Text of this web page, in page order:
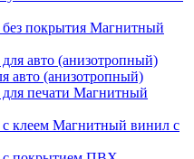
Магнитный
авто (анизотропный)
Магнитный
Магнитный винил с